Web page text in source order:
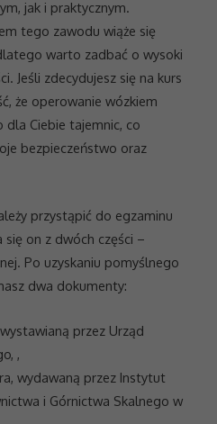
jak i praktycznym.
tego zawodu wiąże się
warto zadbać o wysoki
Jeśli zdecydujesz się na kurs
że operowanie wózkiem
dla Ciebie tajemnic, co
bezpieczeństwo oraz
przystąpić do egzaminu
się on z dwóch części –
Po uzyskaniu pomyślnego
dwa dokumenty:
przez Urząd
,
wydawaną przez Instytut
i Górnictwa Skalnego w